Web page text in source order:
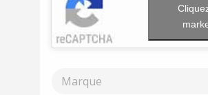
Marque